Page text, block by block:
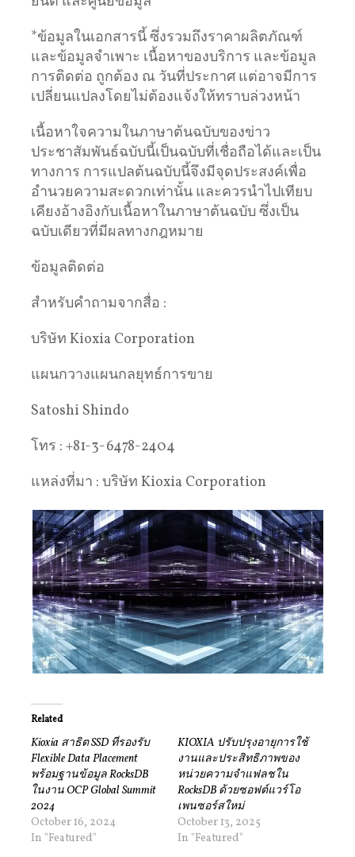
*ข้อมูลในเอกสารนี้ ซึ่งรวมถึงราคาผลิตภัณฑ์
และข้อมูลจำเพาะ เนื้อหาของบริการ และข้อมูล
การติดต่อ ถูกต้อง ณ วันที่ประกาศ แต่อาจมีการ
เปลี่ยนแปลงโดยไม่ต้องแจ้งให้ทราบล่วงหน้า
เนื้อหาใจความในภาษาต้นฉบับของข่าว
ประชาสัมพันธ์ฉบับนี้เป็นฉบับที่เชื่อถือได้และเป็น
ทางการ การแปลต้นฉบับนี้จึงมีจุดประสงค์เพื่อ
อำนวยความสะดวกเท่านั้น และควรนำไปเทียบ
เคียงอ้างอิงกับเนื้อหาในภาษาต้นฉบับ ซึ่งเป็น
ฉบับเดียวที่มีผลทางกฎหมาย
ข้อมูลติดต่อ
สำหรับคำถามจากสื่อ :
บริษัท Kioxia Corporation
แผนกวางแผนกลยุทธ์การขาย
Satoshi Shindo
โทร : +81-3-6478-2404
แหล่งที่มา : บริษัท Kioxia Corporation
Related
Kioxia สาธิต SSD ที่รองรับ
Flexible Data Placement
พร้อมฐานข้อมูล RocksDB
ในงาน OCP Global Summit
2024
October 16, 2024
In "Featured"
KIOXIA ปรับปรุงอายุการใช้
งานและประสิทธิภาพของ
หน่วยความจำแฟลชใน
RocksDB ด้วยซอฟต์แวร์โอ
เพนซอร์สใหม่
October 13, 2025
In "Featured"